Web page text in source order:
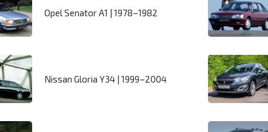
Opel Senator A1 | 1978–1982
Nissan Gloria Y34 | 1999–2004